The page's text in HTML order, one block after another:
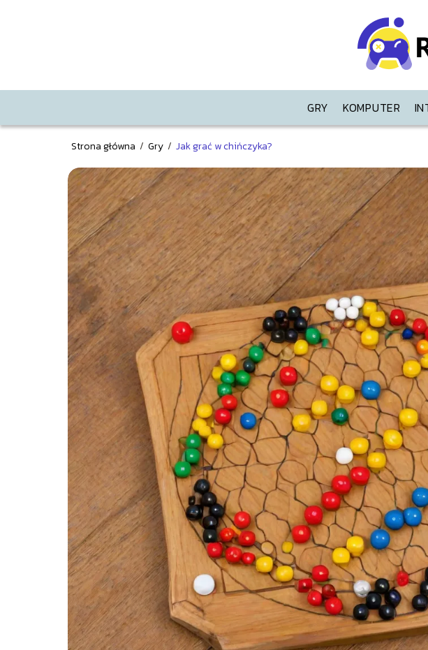
GRY KOMPUTER
Strona główna / Gry / Jak grać w chińczyka?